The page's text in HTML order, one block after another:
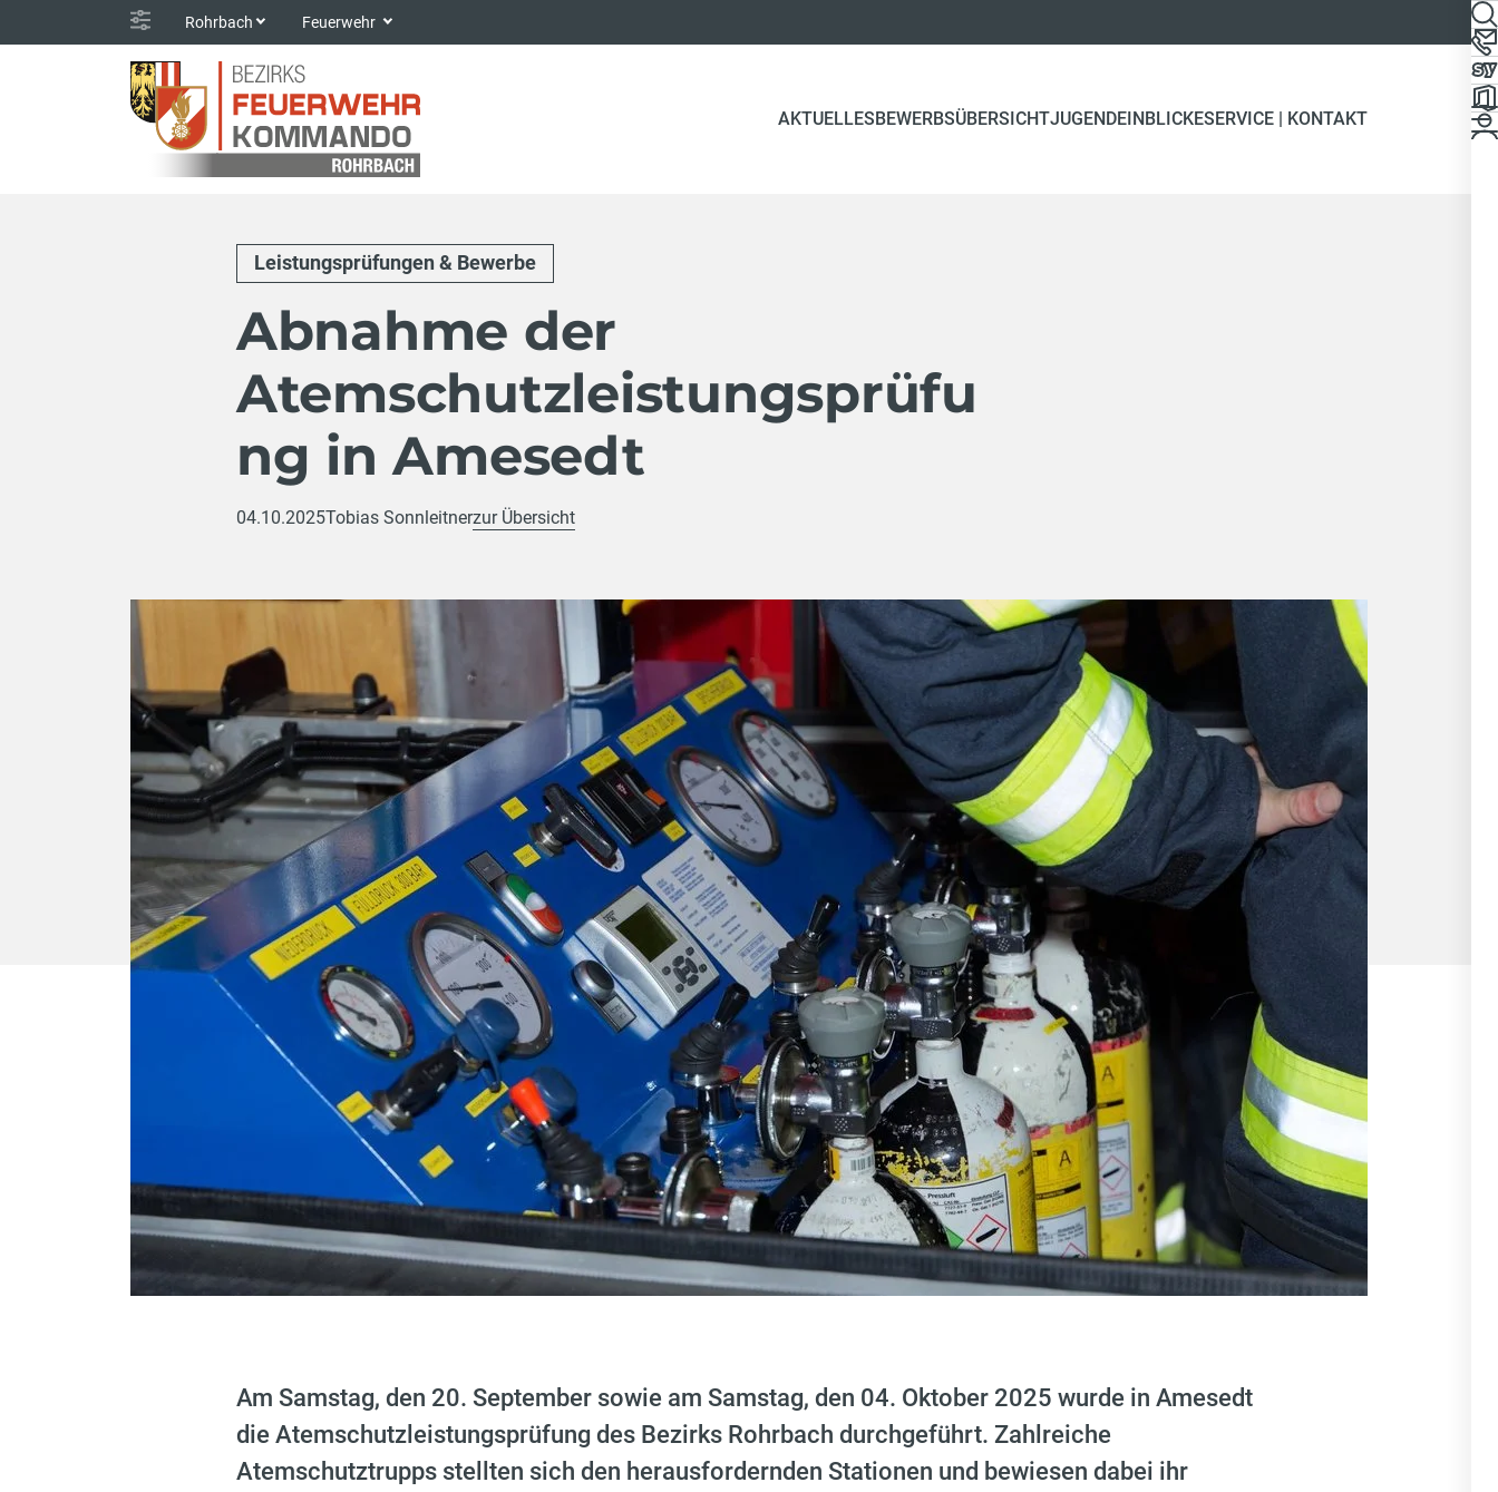
Rohrbach Feuerwehr
AKTUELLESBEWERBSÜBERSICHTJUGENDEINBLICKESERVICE | KONTAKT
Leistungsprüfungen & Bewerbe
Abnahme der
Atemschutzleistungsprüfu
ng in Amesedt
04.10.2025Tobias Sonnleitnerzur Übersicht
Am Samstag, den 20. September sowie am Samstag, den 04. Oktober 2025 wurde in Amesedt
die Atemschutzleistungsprüfung des Bezirks Rohrbach durchgeführt. Zahlreiche
Atemschutztrupps stellten sich den herausfordernden Stationen und bewiesen dabei ihr